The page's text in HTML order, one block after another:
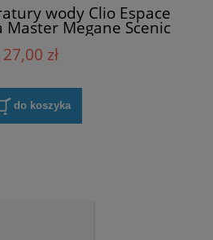
wody Clio Espace
Master Megane Scenic
Satis Vernet WS2694
27,00 zł
do koszyka